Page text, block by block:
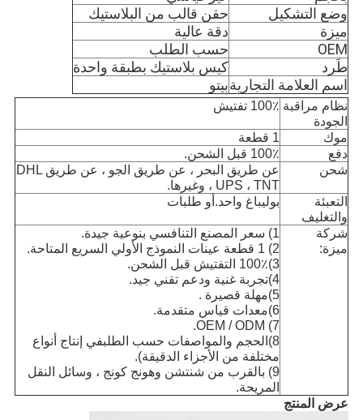
وضع التشكيل
حقن قالب من البلاستيك
ميزة
دقة عالية
OEM
حسب الطلب
طَرد
كيس بلاستيك بطبقة واحدة
اسم العلامة التجاريةبيتو
نظام مراقبة
الجودة
100٪ تفتيش
موك
1 قطعة
دفع
100٪ قبل الشحن.
شحن
عن طريق البحر ، عن طريق الجو ، عن طريق DHL
، UPS ، TNT وغيرها.
التعبئة
والتغليف
بوليباغ واحد.أو طلبات
شركة
ميزة:
1) سعر المصنع التنافسي بنوعية جيدة.
2) 1 قطعة عينات النموذج الأولي السريع المتاحة.
3) 100٪ التفتيش قبل الشحن.
4) تجربة غنية ودعم تقني جيد.
5) مهلة قصيرة .
6) معدات قياس متقدمة.
7) OEM / ODM.
8) الحجم والمواصفات حسب الطلبفي إنتاج أنواع
مختلفة من الأجزاء الدقيقة).
9) بالقرب من شنتشن وهونج كونج ، وسائل النقل
المريحة.
عرض المنتج